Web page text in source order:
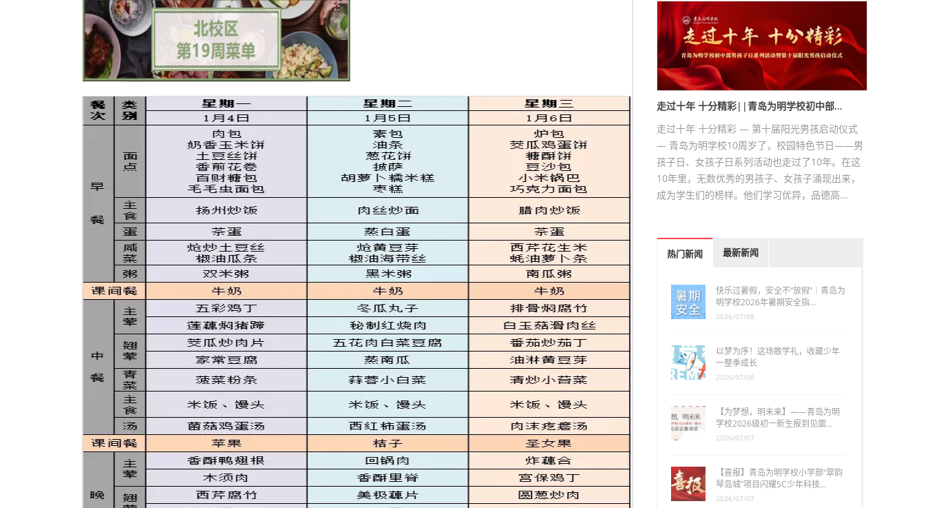
走过十年 十分精彩||青岛为明学校初中部…
走过十年 十分精彩 — 第十届阳光男孩启动仪式
— 青岛为明学校10周岁了，校园特色节日——男
孩子日、女孩子日系列活动也走过了10年。在这
10年里，无数优秀的男孩子、女孩子涌现出来，
成为学生们的榜样。他们学习优异，品德高…
热门新闻 最新新闻
快乐过暑假，安全不“放假”｜青岛为
明学校2026年暑期安全指…
2026/07/08
以梦为序！这场散学礼，收藏少年
一整季成长
2026/07/08
【为梦想，明未来】——青岛为明
学校2026级初一新生报到见面…
2026/07/07
【喜报】青岛为明学校小学部“翠韵
琴岛城”项目闪耀5C少年科技…
2026/07/07